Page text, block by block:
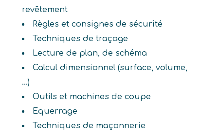
revêtement
Règles et consignes de sécurité
Techniques de traçage
Lecture de plan, de schéma
Calcul dimensionnel (surface, volume,
...)
Outils et machines de coupe
Equerrage
Techniques de maçonnerie